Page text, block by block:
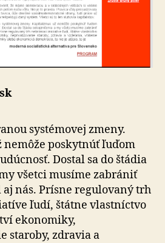
systémovej zmeny.
nemôže poskytnúť ľuďom
Dostal sa do štádia
všetci musíme zabrániť
nás. Prísne regulovaný trh
ľudí, štátne vlastníctvo
ekonomiky,
staroby, zdravia a